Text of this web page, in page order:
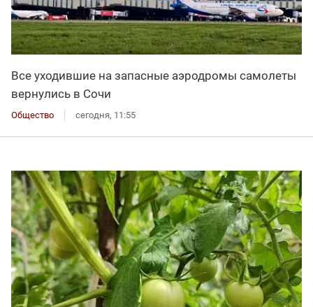
Все уходившие на запасные аэродромы самолеты
вернулись в Сочи
Общество сегодня, 11:55